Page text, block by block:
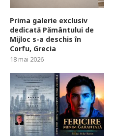
Prima galerie exclusiv
dedicată Pământului de
Mijloc s-a deschis în
Corfu, Grecia
18 mai 2026